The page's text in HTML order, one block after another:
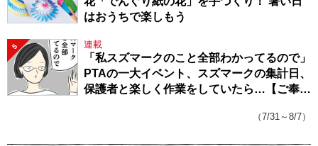
はおうちで楽しもう
5 連載
「私スズマークのこと全部わかってるので」
PTAの一大イベント、スズマークの集計日、
保護者と楽しく作業をしていたら…【ご奉仕
（7/31～8/7）